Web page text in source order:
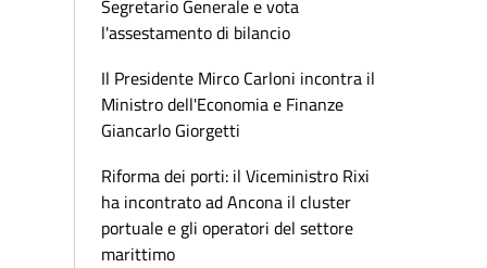
Segretario Generale e vota
l'assestamento di bilancio
Il Presidente Mirco Carloni incontra il
Ministro dell'Economia e Finanze
Giancarlo Giorgetti
Riforma dei porti: il Viceministro Rixi
ha incontrato ad Ancona il cluster
portuale e gli operatori del settore
marittimo